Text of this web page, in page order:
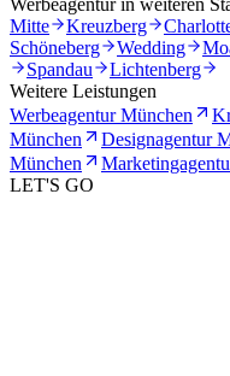
Werbeagentur in weiteren
Mitte
Kreuzberg
Schöneberg
Wedding
Spandau
Lichtenberg
Weitere Leistungen
Werbeagentur München
München
Designagentur
München
LET'S GO